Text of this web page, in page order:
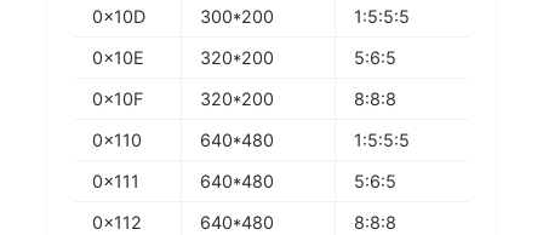
0x10D
300*200
1:5:5:5
0x10E
320*200
5:6:5
0x10F
320*200
8:8:8
0x110
640*480
1:5:5:5
0x111
640*480
5:6:5
0x112
640*480
8:8:8